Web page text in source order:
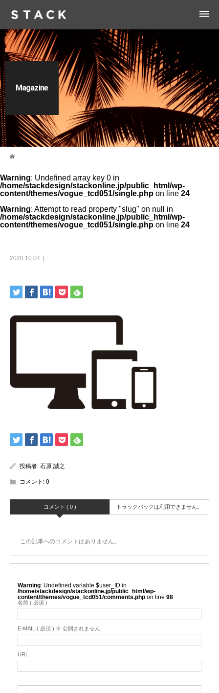
dehaze
Magazine
Warning: Undefined array key 0 in
/home/stackdesign/stackonline.jp/public_html/wp-
content/themes/vogue_tcd051/single.php on line 24
Warning: Attempt to read property "slug" on null in
/home/stackdesign/stackonline.jp/public_html/wp-
content/themes/vogue_tcd051/single.php on line 24
2020.10.04
投稿者: 石原 誠之
コメント: 0
コメント ( 0 ) トラックバックは利用できません。
この記事へのコメントはありません。
Warning : Undefined variable $user_ID in
/home/stackdesign/stackonline.jp/public_html/wp-
content/themes/vogue_tcd051/comments.php on line 98
名前 ( 必須 )
E-MAIL ( 必須 ) ※ 公開されません
URL